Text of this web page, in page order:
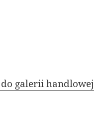
galerii handlowej